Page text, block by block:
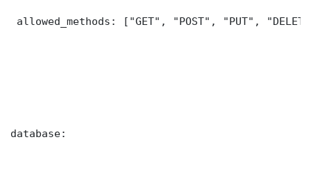
allowed_methods: ["GET", "POST", "PUT",
database: